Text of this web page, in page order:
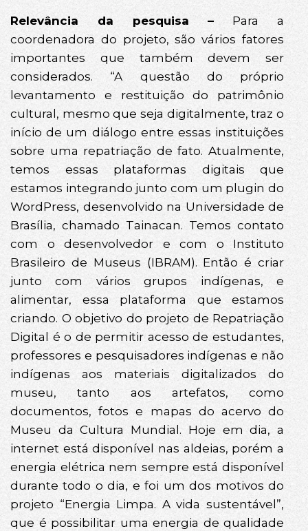
Relevância da pesquisa – Para a
coordenadora do projeto, são vários fatores
importantes que também devem ser
considerados. “A questão do próprio
levantamento e restituição do patrimônio
cultural, mesmo que seja digitalmente, traz o
início de um diálogo entre essas instituições
sobre uma repatriação de fato. Atualmente,
temos essas plataformas digitais que
estamos integrando junto com um plugin do
WordPress, desenvolvido na Universidade de
Brasília, chamado Tainacan. Temos contato
com o desenvolvedor e com o Instituto
Brasileiro de Museus (IBRAM). Então é criar
junto com vários grupos indígenas, e
alimentar, essa plataforma que estamos
criando. O objetivo do projeto de Repatriação
Digital é o de permitir acesso de estudantes,
professores e pesquisadores indígenas e não
indígenas aos materiais digitalizados do
museu, tanto aos artefatos, como
documentos, fotos e mapas do acervo do
Museu da Cultura Mundial. Hoje em dia, a
internet está disponível nas aldeias, porém a
energia elétrica nem sempre está disponível
durante todo o dia, e foi um dos motivos do
projeto “Energia Limpa. A vida sustentável”,
que é possibilitar uma energia de qualidade